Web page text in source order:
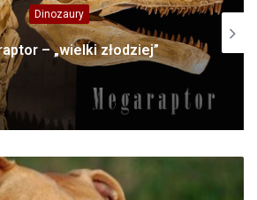
Domowe
LaPerm – kot z trwałą